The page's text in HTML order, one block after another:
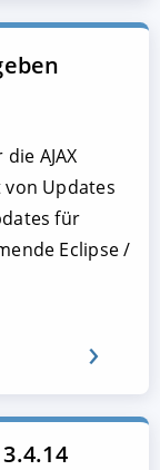
AJAX
von Updates
für
Eclipse /